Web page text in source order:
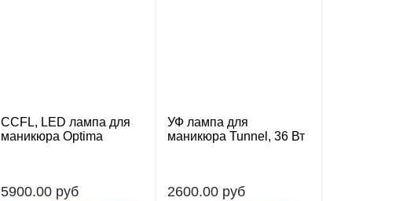
CCFL, LED лампа для
маникюра Optima
5900.00 руб
УФ лампа для
маникюра Tunnel, 36 Вт
2600.00 руб